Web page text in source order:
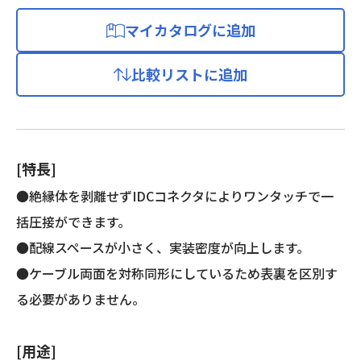
マイカタログに追加
比較リストに追加
[特長]
●絶縁体を剥離せずIDCコネクタによりワンタッチで一
括圧接ができます。
●配線スペースが小さく、実装密度が向上します。
●ケーブル両面を対称同形にしているため表裏を区別す
る必要がありません。
[用途]